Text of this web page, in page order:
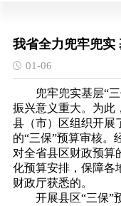
我省全力兜牢兜实
01-06
兜牢兜实基层“三
振兴意义重大。为此
县（市）区组织开展
的“三保”预算审核。
对全省县区财政预算
化预算安排，保障各
财政厅获悉的。
开展县区“三保”预